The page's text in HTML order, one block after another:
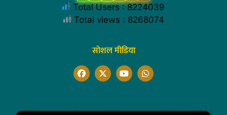
Total Users : 8224039
Total views : 8268074
सोशल मीडिया